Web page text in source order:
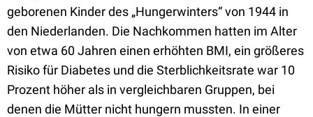
geborenen Kinder des „Hungerwinters“ von 1944 in
den Niederlanden. Die Nachkommen hatten im Alter
von etwa 60 Jahren einen erhöhten BMI, ein größeres
Risiko für Diabetes und die Sterblichkeitsrate war 10
Prozent höher als in vergleichbaren Gruppen, bei
denen die Mütter nicht hungern mussten. In einer